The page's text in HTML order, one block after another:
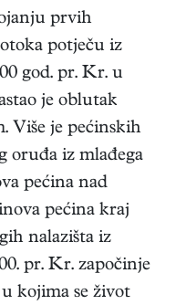
prvih
potječu iz
god. pr. Kr. u
je oblutak
Više je pećinskih
oruđa iz mlađega
pećina nad
pećina kraj
nalazišta iz
pr. Kr. započinje
kojima se život